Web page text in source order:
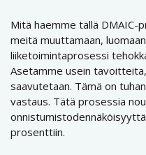
Mitä haemme tällä DMAIC-
meitä muuttamaan,
liiketoimintaprosessi
Asetamme usein
saavutetaan. Tämä on
vastaus. Tätä prosessia
prosenttiin.